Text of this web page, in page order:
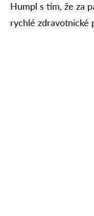
Humpl s tím, že za
rychlé zdravotnické